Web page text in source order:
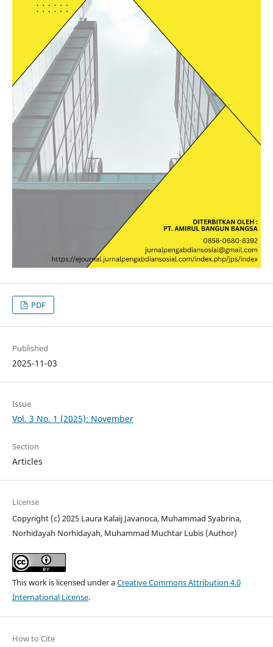
PDF
Published
2025-11-03
Issue
Vol. 3 No. 1 (2025): November
Section
Articles
License
Copyright (c) 2025 Laura Kalaij Javanoca, Muhammad Syabrina,
Norhidayah Norhidayah, Muhammad Muchtar Lubis (Author)
This work is licensed under aCreative Commons Attribution 4.0
International License.
How to Cite